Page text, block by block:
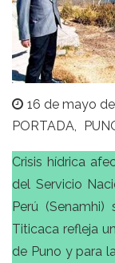
16 de mayo
PORTADA
Crisis hídrica
del Servicio
Perú
Titicaca refleja
de Puno y para